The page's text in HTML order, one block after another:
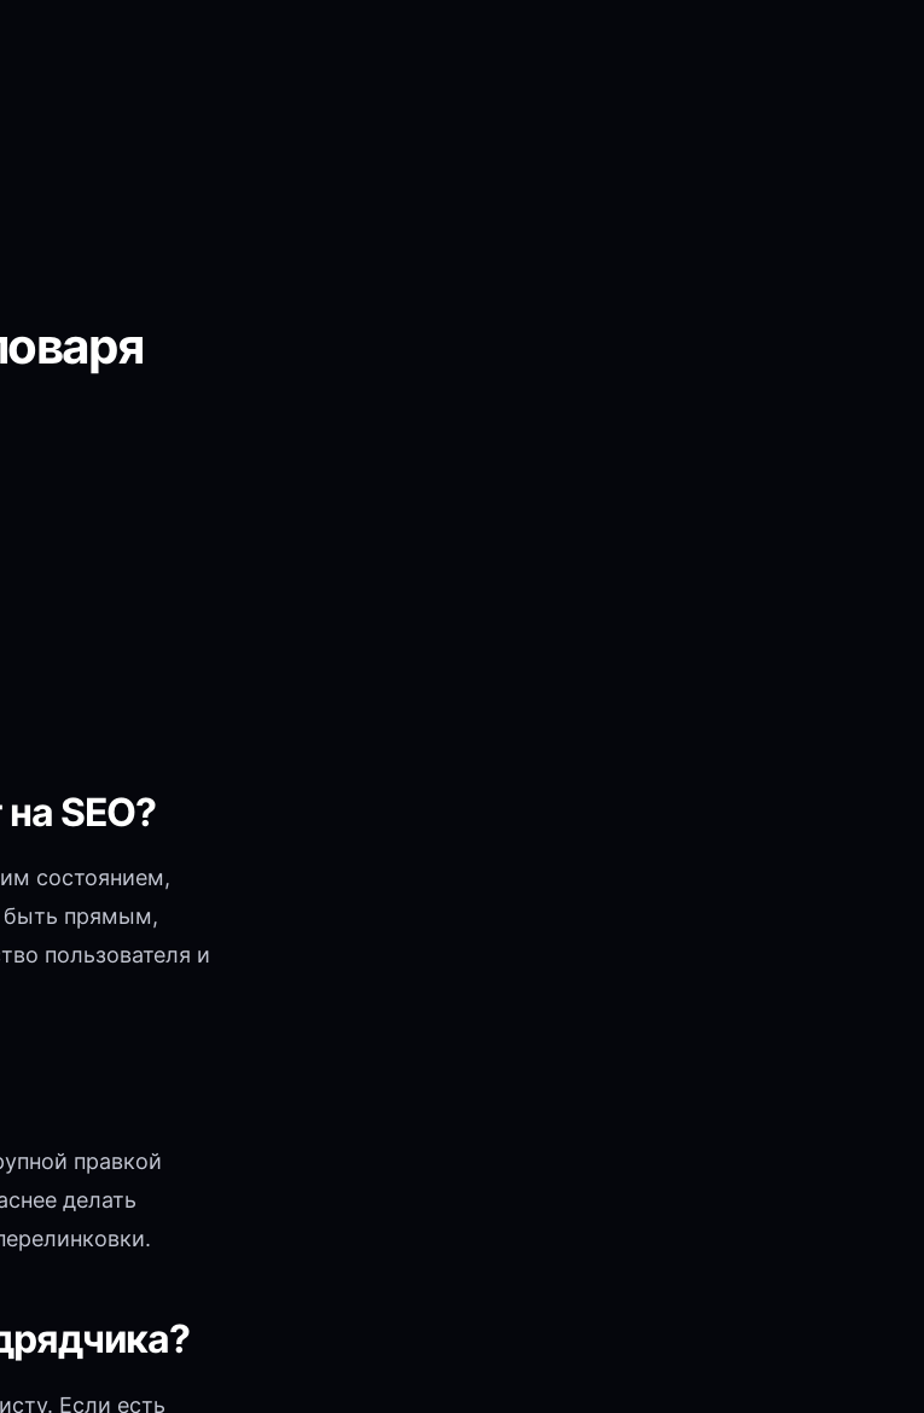
SEO?
состоянием,
быть прямым,
пользователя и
правкой
делать
Если есть